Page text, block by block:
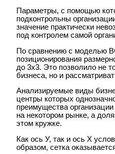
Параметры, с помощью
подконтрольны
значение практически
под контролем самой
По сравнению с моделью
позиционирования
до 3х3. Это позволило не
бизнеса, но и
Анализируемые виды
центры которых
преимущества
на некотором рынке, а
этом кружке.
Как ось У, так и ось Х
образом, сетка